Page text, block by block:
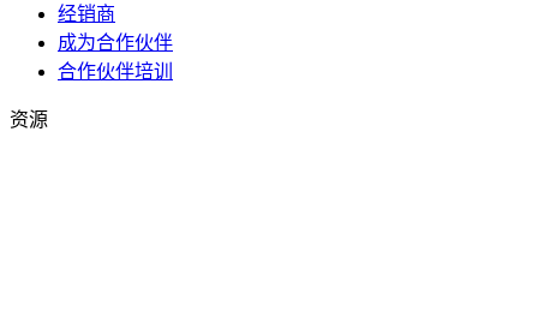
经销商
成为合作伙伴
合作伙伴培训
资源